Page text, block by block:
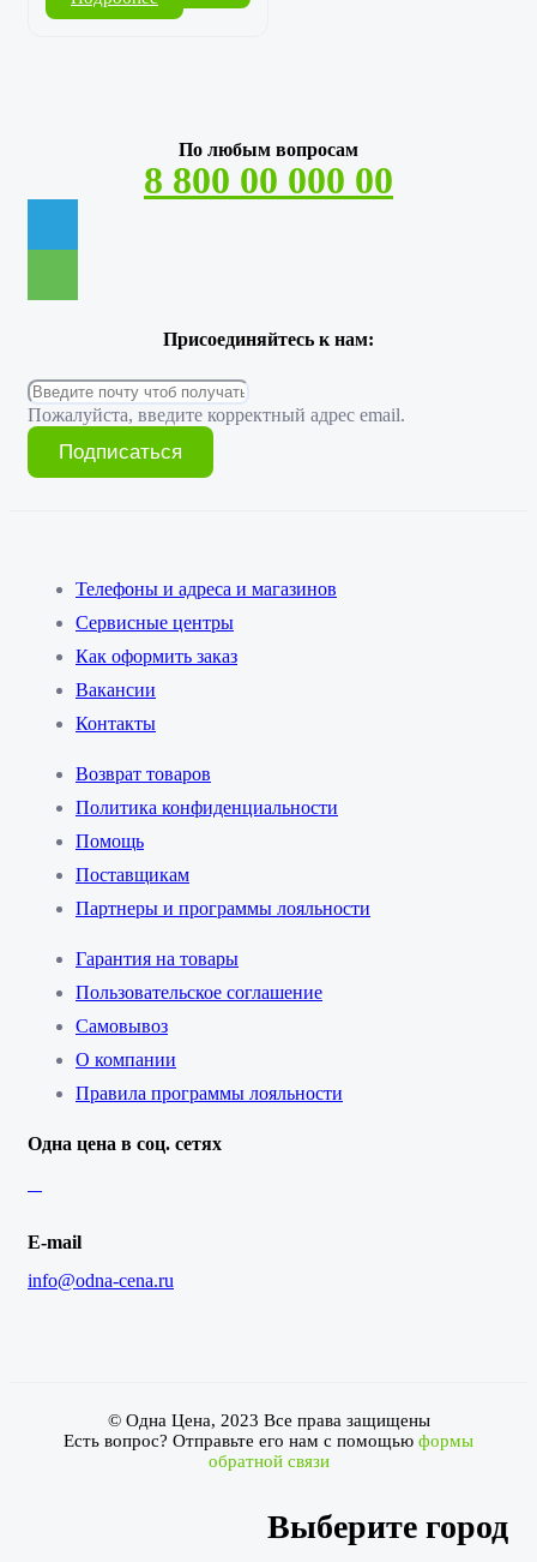
По любым вопросам
8 800 00 000 00
Присоединяйтесь к нам:
Пожалуйста, введите корректный адрес email.
Подписаться
Телефоны и адреса и магазинов
Сервисные центры
Как оформить заказ
Вакансии
Контакты
Возврат товаров
Политика конфиденциальности
Помощь
Поставщикам
Партнеры и программы лояльности
Гарантия на товары
Пользовательское соглашение
Самовывоз
О компании
Правила программы лояльности
Одна цена в соц. сетях
E-mail
info@odna-cena.ru
© Одна Цена, 2023 Все права защищены
Есть вопрос? Отправьте его нам с помощью формы
обратной связи
Выберите город